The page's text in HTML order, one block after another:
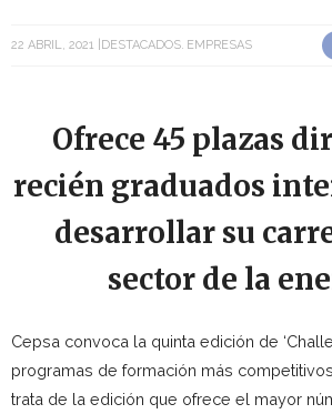
22 ABRIL, 2021 DESTACADOS EMPRESAS
Ofrece 45 plazas
recién graduados
desarrollar su
sector de la
Cepsa convoca la quinta edición de
programas de formación más
trata de la edición que ofrece el mayor